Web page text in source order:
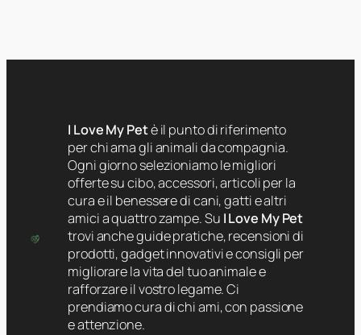
I Love My Petè il punto di riferimento
per chi ama gli animali da compagnia.
Ogni giorno selezioniamo le migliori
offerte su cibo, accessori, articoli per la
cura e il benessere di cani, gatti e altri
amici a quattro zampe. Su I Love My Pet
trovi anche guide pratiche, recensioni di
prodotti, gadget innovativi e consigli per
migliorare la vita del tuo animale e
rafforzare il vostro legame. Ci
prendiamo cura di chi ami, con passione
e attenzione.